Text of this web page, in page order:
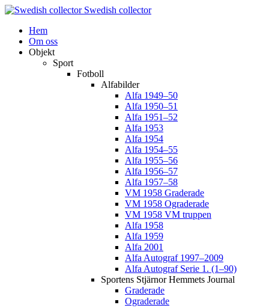
Swedish collector
Hem
Om oss
Objekt
Sport
Fotboll
Alfabilder
Alfa 1949–50
Alfa 1950–51
Alfa 1951–52
Alfa 1953
Alfa 1954
Alfa 1954–55
Alfa 1955–56
Alfa 1956–57
Alfa 1957–58
VM 1958 Graderade
VM 1958 Ograderade
VM 1958 VM truppen
Alfa 1958
Alfa 1959
Alfa 2001
Alfa Autograf 1997–2009
Alfa Autograf Serie 1. (1–90)
Sportens Stjärnor Hemmets Journal
Graderade
Ograderade